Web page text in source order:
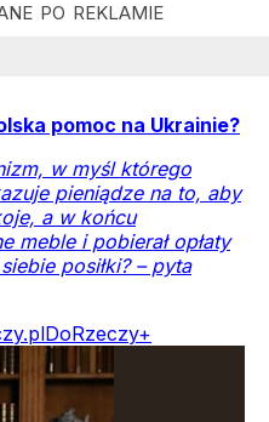
pomoc na Ukrainie?
w myśl którego
pieniądze na to, aby
a w końcu
meble i pobierał opłaty
posiłki? – pyta
DoRzeczy+